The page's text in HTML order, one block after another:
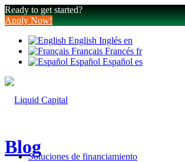
Ready to get started?
Apply Now!
English Inglés en
Français Francés fr
Español Español es
Soluciones de financiamiento
Blog